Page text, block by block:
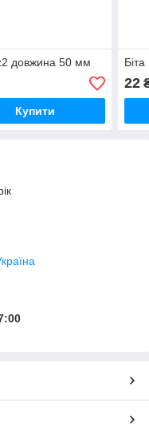
довжина 50 мм
Купити
22